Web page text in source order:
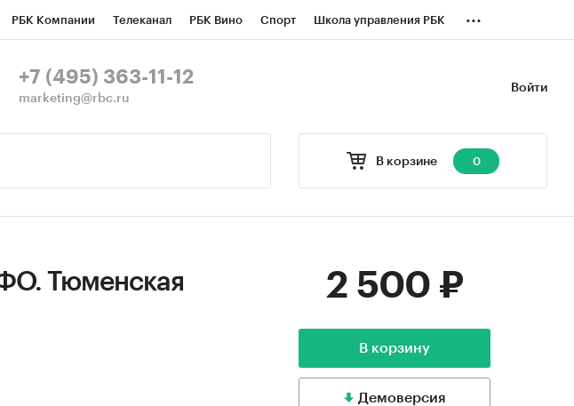
РБК Компании Телеканал РБК Вино Спорт Школа управления РБК
СПб Спецпроекты
...
Войти
+7 (495) 363-11-12
marketing@rbc.ru
В корзине 0
Тюменская
2 500 ₽
В корзину
Демоверсия